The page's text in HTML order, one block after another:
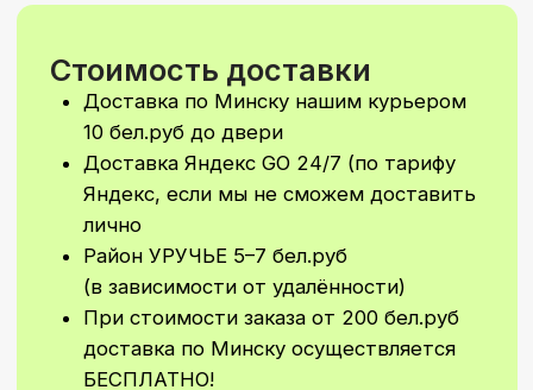
Стоимость Заказа
Время доставки
Стандартное время для доставки с 9–
21
Доставка 24/7 (в ночное время
доставка рассчитывается
индивидуально)
Возможно согласование
индивидуального времени доставки